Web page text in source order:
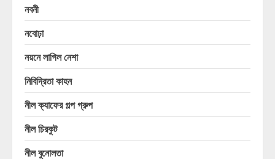
নবনী
নবোঢ়া
নয়নে লাগিল নেশা
নিবিদ্রিতা কাহন
নীল ক্যাফের গল্প গ্রুপ
নীল চিরকুট
নীল বুনোলতা